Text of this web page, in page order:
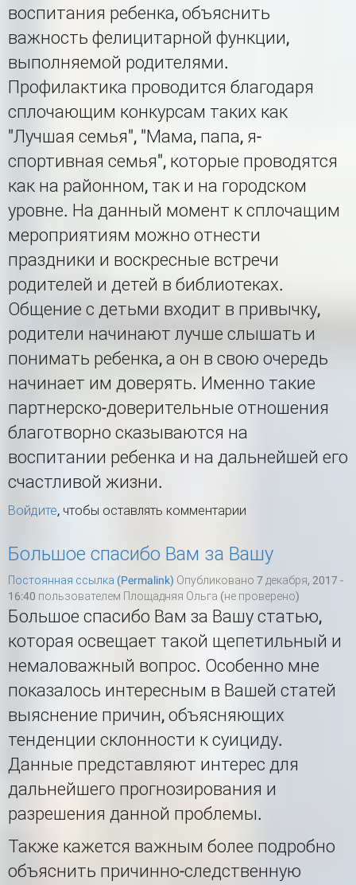
воспитания ребенка, объяснить
важность фелицитарной функции,
выполняемой родителями.
Профилактика проводится благодаря
сплочающим конкурсам таких как
"Лучшая семья", "Мама, папа, я-
спортивная семья", которые проводятся
как на районном, так и на городском
уровне. На данный момент к сплочащим
мероприятиям можно отнести
праздники и воскресные встречи
родителей и детей в библиотеках.
Общение с детьми входит в привычку,
родители начинают лучше слышать и
понимать ребенка, а он в свою очередь
начинает им доверять. Именно такие
партнерско-доверительные отношения
благотворно сказываются на
воспитании ребенка и на дальнейшей его
счастливой жизни.
Войдите, чтобы оставлять комментарии
Большое спасибо Вам за Вашу
Постоянная ссылка (Permalink) Опубликовано 7 декабря, 2017 -
16:40 пользователем Площадняя Ольга (не проверено)
Большое спасибо Вам за Вашу статью,
которая освещает такой щепетильный и
немаловажный вопрос. Особенно мне
показалось интересным в Вашей статей
выяснение причин, объясняющих
тенденции склонности к суициду.
Данные представляют интерес для
дальнейшего прогнозирования и
разрешения данной проблемы.
Также кажется важным более подробно
объяснить причинно-следственную